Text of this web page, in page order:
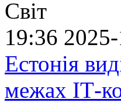
Світ
19:36
Естонія
межах ІТ-